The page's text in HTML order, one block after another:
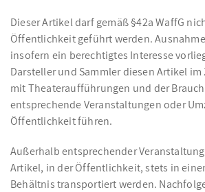
Dieser Artikel darf gemäß §42a WaffG
Öffentlichkeit geführt werden.
insofern ein berechtigtes Interesse
Darsteller und Sammler diesen Artikel
mit Theateraufführungen und der
entsprechende Veranstaltungen oder
Öffentlichkeit führen.
Außerhalb entsprechender
Artikel, in der Öffentlichkeit, stets in
Behältnis transportiert werden.